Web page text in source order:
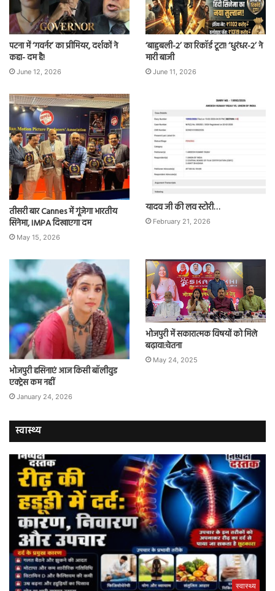
पटना में ‘गवर्नर’ का प्रीमियर, दर्शकों ने
कहा- दम है!
June 12, 2026
‘बाहुबली-2’ का रिकॉर्ड टूटा! ‘धुरंधर-2’ ने
मारी बाजी
June 11, 2026
तीसरी बार Cannes में गूंजेगा भारतीय
सिनेमा, IMPA दिखाएगा दम
May 15, 2026
यादव जी की लव स्टोरी…
February 21, 2026
भोजपुरी हसिनाएं आज किसी बॉलीवुड
एक्ट्रेस कम नहीं
January 24, 2026
भोजपुरी में सकारात्मक विषयों को मिले
बढ़ावा:चेतना
May 24, 2025
स्वास्थ्य
स्वास्थ्य